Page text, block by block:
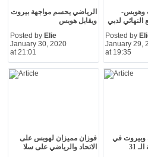
الرياضي يحسم مواجهة بيروت
ويقابل هوبس
Posted by Elie
January 30, 2020
at 21:01
وهوبس-
النهائي لدبي
Posted by
January 29,
at 19:35
فوزان مميزان لهوبس على
الاتحاد والرياضي على سلا
وبيروت في
31